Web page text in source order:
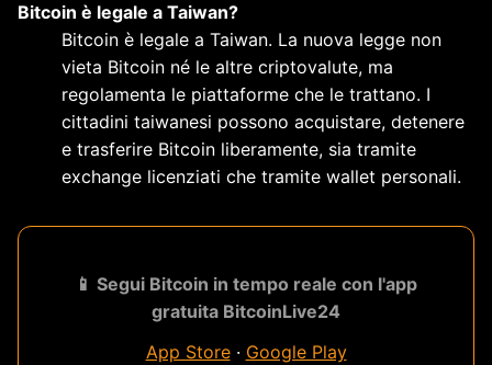
Bitcoin è legale a Taiwan?
Bitcoin è legale a Taiwan. La nuova legge non
vieta Bitcoin né le altre criptovalute, ma
regolamenta le piattaforme che le trattano. I
cittadini taiwanesi possono acquistare, detenere
e trasferire Bitcoin liberamente, sia tramite
exchange licenziati che tramite wallet personali.
📱 Segui Bitcoin in tempo reale con l'app
gratuita BitcoinLive24
App Store· Google Play